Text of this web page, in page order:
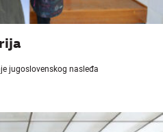
jugoslovenskog nasleđa